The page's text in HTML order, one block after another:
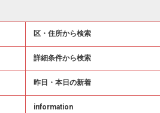
区・住所から検索
詳細条件から検索
昨日・本日の新着
information